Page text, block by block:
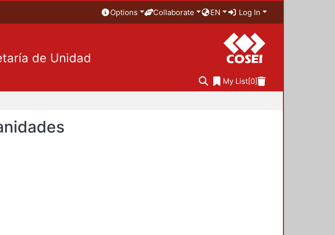
Options Collaborate EN Log In
de Unidad
My List[0]